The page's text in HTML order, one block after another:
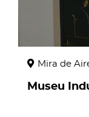
Mira de
Museu